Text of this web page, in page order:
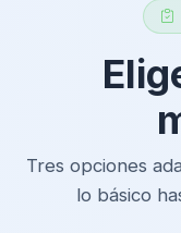
Tres opciones
lo básico